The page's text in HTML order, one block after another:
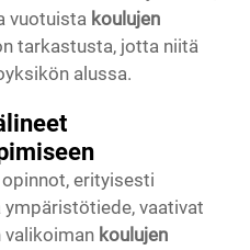
vuotuista koulujen
tarkastusta, jotta niitä
alussa.
erityisesti
vaativat
valikoiman koulujen